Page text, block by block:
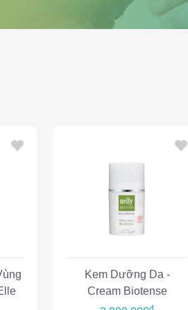
Kem Dưỡng Da -
Cream Biotense